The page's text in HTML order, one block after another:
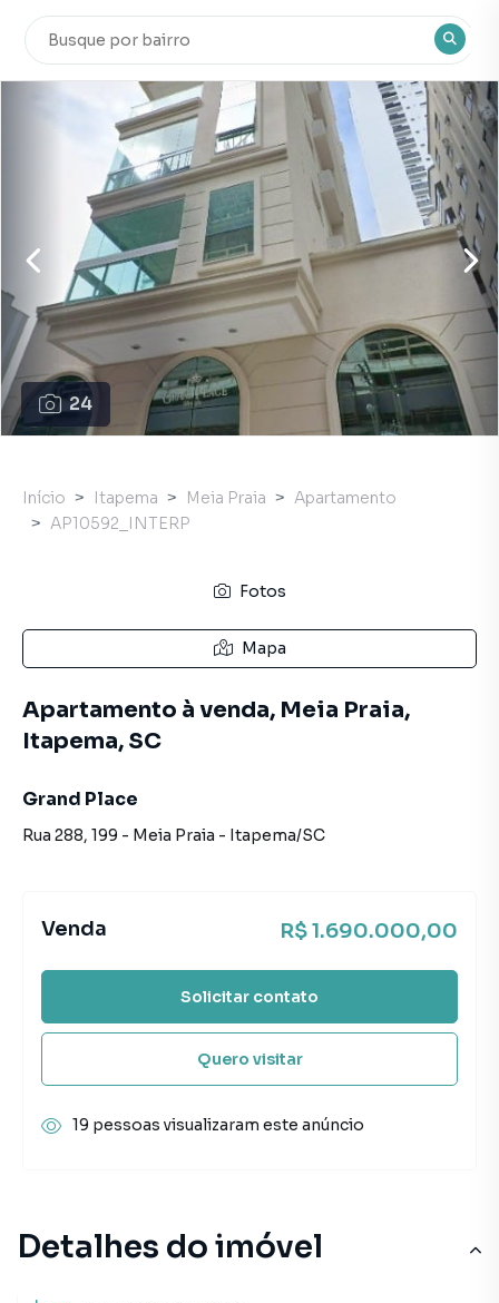
24
Detalhes do imóvel
Início Itapema Meia Praia
Apartamento
AP10592_INTERP
Fotos
Mapa
Apartamento à venda, Meia Praia,
Itapema, SC
Grand Place
Rua 288, 199 - Meia Praia - Itapema/SC
Venda R$ 1.690.000,00
Solicitar contato
Quero visitar
19 pessoas visualizaram este anúncio